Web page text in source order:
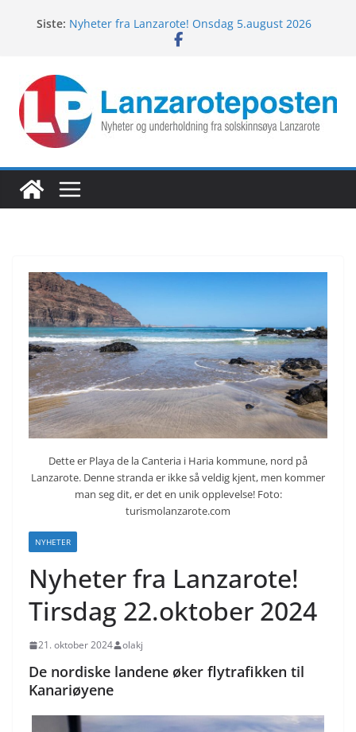
Siste: Nyheter fra Lanzarote! Onsdag 5.august 2026
Nyheter fra Lanzarote! Mandag 10.august 2026
Nyheter fra Lanzarote! Torsdag 6.august 2026
Dette er Playa de la Canteria i Haria kommune, nord på
Lanzarote. Denne stranda er ikke så veldig kjent, men kommer
man seg dit, er det en unik opplevelse! Foto:
turismolanzarote.com
NYHETER
Nyheter fra Lanzarote!
Tirsdag 22.oktober 2024
21. oktober 2024 olakj
De nordiske landene øker flytrafikken til
Kanariøyene